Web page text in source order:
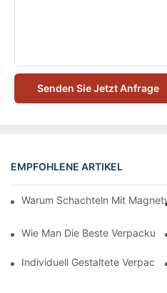
Senden Sie Jetzt Anfrage
EMPFOHLENE ARTIKEL
Warum Schachteln Mit
Wie Man Die Beste
Individuell Gestaltete